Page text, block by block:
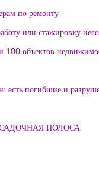
по ремонту
или стажировку
100 объектов
есть погибшие и
ПОЛОСА